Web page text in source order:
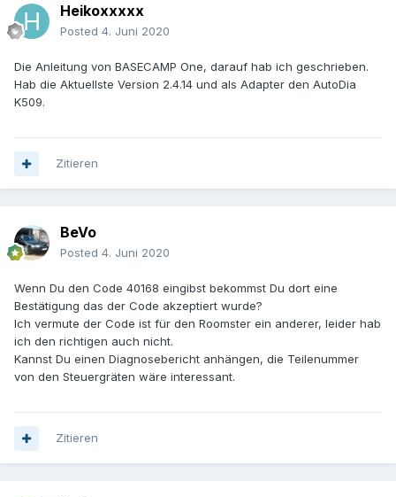
Heikoxxxxx
Posted 4. Juni 2020
Die Anleitung von BASECAMP One, darauf hab ich geschrieben.
Hab die Aktuellste Version 2.4.14 und als Adapter den AutoDia
K509.
Zitieren
BeVo
Posted 4. Juni 2020
Wenn Du den Code 40168 eingibst bekommst Du dort eine
Bestätigung das der Code akzeptiert wurde?
Ich vermute der Code ist für den Roomster ein anderer, leider hab
ich den richtigen auch nicht.
Kannst Du einen Diagnosebericht anhängen, die Teilenummer
von den Steuergräten wäre interessant.
Zitieren